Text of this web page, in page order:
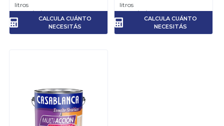
litros
litro, por mano.
CALCULA CUÁNTO
NECESITÁS
litros
litro, por mano.
CALCULA CUÁNTO
NECESITÁS